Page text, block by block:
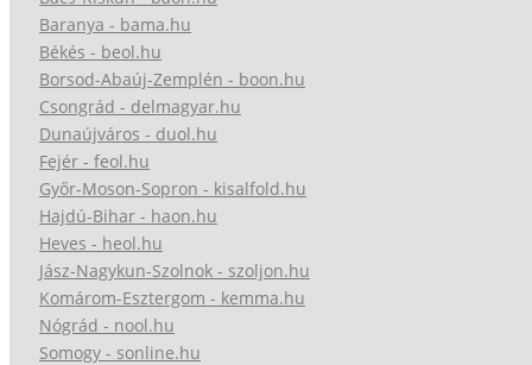
Baranya - bama.hu
Békés - beol.hu
Borsod-Abaúj-Zemplén - boon.hu
Csongrád - delmagyar.hu
Dunaújváros - duol.hu
Fejér - feol.hu
Győr-Moson-Sopron - kisalfold.hu
Hajdú-Bihar - haon.hu
Heves - heol.hu
Jász-Nagykun-Szolnok - szoljon.hu
Komárom-Esztergom - kemma.hu
Nógrád - nool.hu
Somogy - sonline.hu